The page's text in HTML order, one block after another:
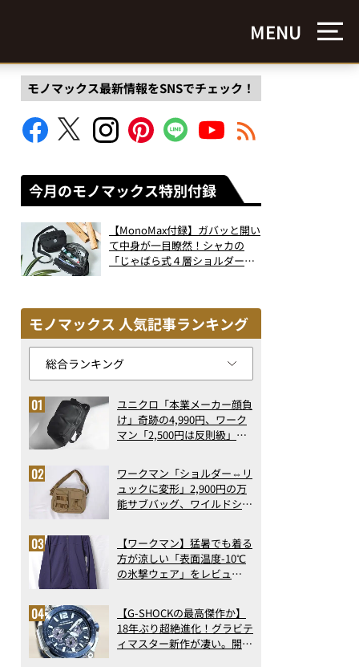
MENU
モノマックス最新情報をSNSでチェック！
今月のモノマックス特別付録
【MonoMax付録】ガバッと開い
て中身が一目瞭然！シャカの
「じゃばら式４層ショルダーバ
モノマックス 人気記事ランキング
ユニクロ「本業メーカー顔負
け」奇跡の4,990円、ワーク
マン「2,500円は反則級」凄
ト3】（2026年6月版）
ワークマン「ショルダー⇔リ
ュックに変形」2,900円の万
能サブバッグ、ワイルドシン
記事ランキングベスト3】
（2026年6月版）
【ワークマン】猛暑でも着る
方が涼しい「表面温度-10℃
の氷撃ウェア」をレビュ
【G-SHOCKの最高傑作か】
18年ぶり超絶進化！グラビテ
ィマスター新作が凄い。開発